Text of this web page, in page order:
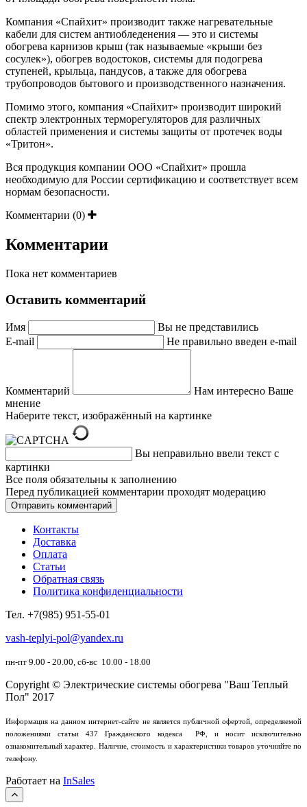
Компания «Спайхит» производит также нагревательные
кабели для систем антиобледенения — это и системы
обогрева карнизов крыш (так называемые «крыши без
сосулек»), обогрев водостоков, системы для подогрева
ступеней, крыльца, пандусов, а также для обогрева
трубопроводов бытового и производственного назначения.
Помимо этого, компания «Спайхит» производит широкий
спектр электронных терморегуляторов для различных
областей применения и системы защиты от протечек воды
«Тритон».
Вся продукция компании ООО «Спайхит» прошла
необходимую для России сертификацию и соответствует всем
нормам безопасности.
Комментарии (0)
Комментарии
Пока нет комментариев
Оставить комментарий
Имя
Вы не представились
E-mail
Не правильно введен e-mail
Комментарий
Нам интересно Ваше
мнение
Наберите текст, изображённый на картинке
Вы неправильно ввели текст с
картинки
Все поля обязательны к заполнению
Перед публикацией комментарии проходят модерацию
Контакты
Доставка
Оплата
Статьи
Обратная связь
Политика конфиденциальности
Тел. +7(985) 951-55-01
vash-teplyi-pol@yandex.ru
пн-пт 9.00 - 20.00, сб-вс 10.00 - 18.00
Copyright © Электрические системы обогрева "Ваш Теплый
Пол" 2017
Информация на данном интернет-сайте не является публичной офертой, определяемой
положениями статьи 437 Гражданского кодекса РФ, и носит исключительно
ознакомительный характер.
Наличие, стоимость и характеристики товаров уточняйте по
телефону.
Работает на InSales